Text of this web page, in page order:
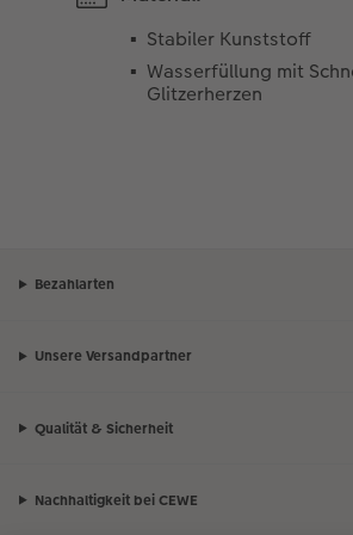
Stabiler Kunststoff
Wasserfüllung mit
Glitzerherzen
Bezahlarten
Unsere Versandpartner
Qualität & Sicherheit
Nachhaltigkeit bei CEWE